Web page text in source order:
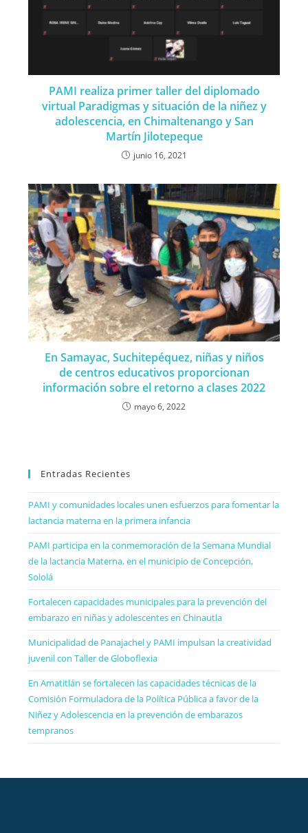
PAMI realiza primer taller del diplomado
virtual Paradigmas y situación de la niñez y
adolescencia, en Chimaltenango y San
Martín Jilotepeque
junio 16, 2021
En Samayac, Suchitepéquez, niñas y niños
de centros educativos proporcionan
información sobre el retorno a clases 2022
mayo 6, 2022
Entradas Recientes
PAMI y comunidades locales unen esfuerzos para fomentar la
lactancia materna en la primera infancia
PAMI participa en la conmemoración de la Semana Mundial
de la lactancia Materna, en el municipio de Concepción,
Sololá
Fortalecen capacidades municipales para la prevención del
embarazo en niñas y adolescentes en Chinautla
Municipalidad de Panajachel y PAMI impulsan la creatividad
juvenil con Taller de Globoflexia
En Amatitlán se fortalecen las capacidades técnicas de la
Comisión Formuladora de la Política Pública a favor de la
Niñez y Adolescencia en la prevención de embarazos
tempranos